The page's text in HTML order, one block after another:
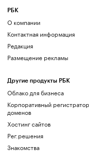
РБК
О компании
Контактная информация
Редакция
Размещение рекламы
Другие продукты РБК
Облако для бизнеса
Корпоративный регистратор
доменов
Хостинг сайтов
Рег.решения
Знакомства